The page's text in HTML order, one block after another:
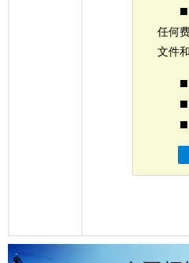
■
任何
文件
■
■
■